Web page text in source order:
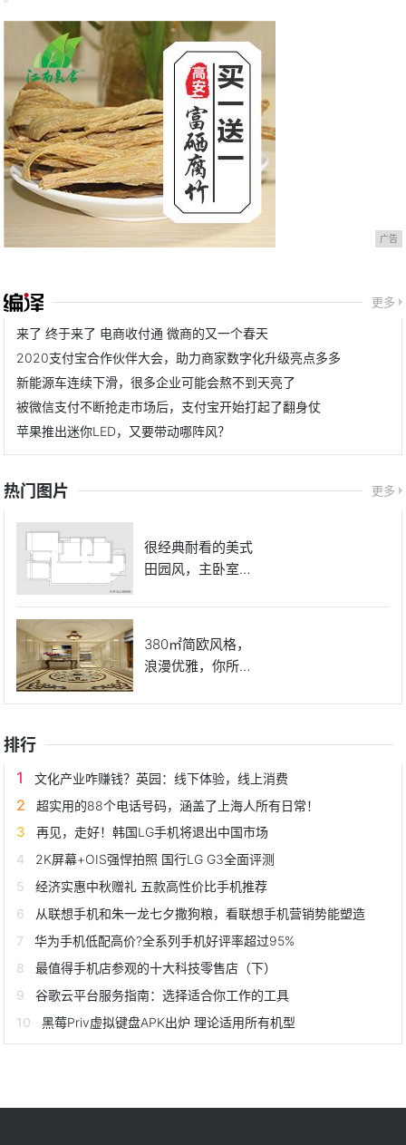
广告
更多
来了 终于来了 电商收付通 微商的又一个春天
2020支付宝合作伙伴大会，助力商家数字化升级亮点多多
新能源车连续下滑，很多企业可能会熬不到天亮了
被微信支付不断抢走市场后，支付宝开始打起了翻身仗
苹果推出迷你LED，又要带动哪阵风？
热门图片 更多
很经典耐看的美式
田园风，主卧室的
380㎡简欧风格，
浪漫优雅，你所向
排行
文化产业咋赚钱？英园：线下体验，线上消费
超实用的88个电话号码，涵盖了上海人所有日常！
再见，走好！韩国LG手机将退出中国市场
2K屏幕+OIS强悍拍照 国行LG G3全面评测
经济实惠中秋赠礼 五款高性价比手机推荐
从联想手机和朱一龙七夕撒狗粮，看联想手机营销势能塑造
华为手机低配高价?全系列手机好评率超过95%
最值得手机店参观的十大科技零售店（下）
谷歌云平台服务指南：选择适合你工作的工具
黑莓Priv虚拟键盘APK出炉 理论适用所有机型